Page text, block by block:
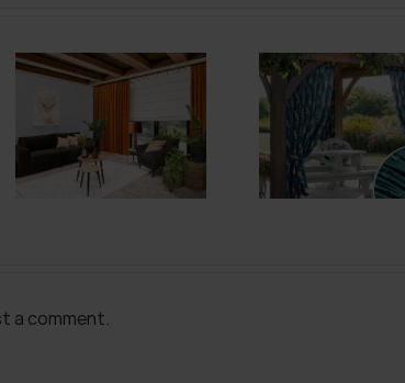
Mocowanie
zasłon na
tarasie – jak
to zrobić?
a comment.